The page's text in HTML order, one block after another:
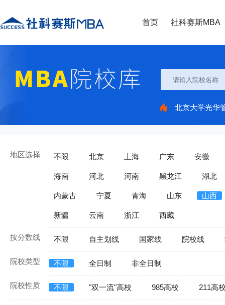
首页 社科赛斯MBA
北京大学光华
地区选择 不限 北京 上海 广东 安徽
海南 河北 河南 黑龙江 湖北
内蒙古 宁夏 青海 山东 山西
新疆 云南 浙江 西藏
按分数线 不限 自主划线 国家线 院校线
院校类型 不限 全日制 非全日制
院校性质 不限 "双一流"高校 985高校 211高